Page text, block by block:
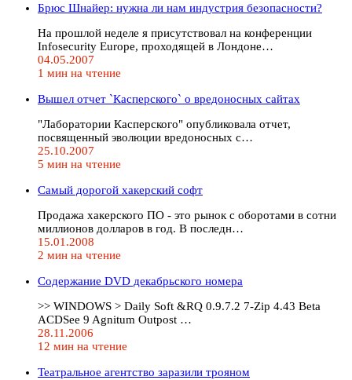
Брюс Шнайер: нужна ли нам индустрия безопасности?
На прошлой неделе я присутствовал на конференции
Infosecurity Europe, проходящей в Лондоне…
04.05.2007
1 мин на чтение
Вышел отчет `Касперского` о вредоносных сайтах
"Лаборатории Касперского" опубликовала отчет,
посвященный эволюции вредоносных с…
25.10.2007
5 мин на чтение
Самый дорогой хакерский софт
Продажа хакерского ПО - это рынок с оборотами в сотни
миллионов долларов в год. В последн…
15.01.2008
2 мин на чтение
Содержание DVD декабрьского номера
>> WINDOWS > Daily Soft &RQ 0.9.7.2 7-Zip 4.43 Beta
ACDSee 9 Agnitum Outpost …
28.11.2006
12 мин на чтение
Театральное агентство заразили трояном